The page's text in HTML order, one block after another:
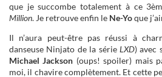
que je succombe totalement à ce
Million. Je retrouve enfin le Ne-Yoque
Il n’aura peut-être pas réussi à
danseuse Ninjato de la série LXD) avec
Michael Jackson (oups! spoiler) mais
moi, il chavire complètement. Et cette